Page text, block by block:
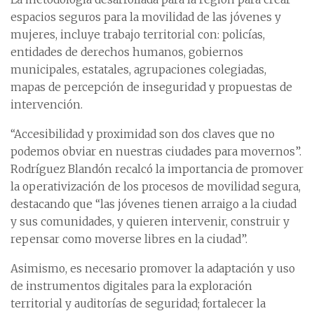
espacios seguros para la movilidad de las jóvenes y
mujeres, incluye trabajo territorial con: policías,
entidades de derechos humanos, gobiernos
municipales, estatales, agrupaciones colegiadas,
mapas de percepción de inseguridad y propuestas de
intervención.
“Accesibilidad y proximidad son dos claves que no
podemos obviar en nuestras ciudades para movernos”.
Rodríguez Blandón recalcó la importancia de promover
la operativización de los procesos de movilidad segura,
destacando que “las jóvenes tienen arraigo a la ciudad
y sus comunidades, y quieren intervenir, construir y
repensar como moverse libres en la ciudad”.
Asimismo, es necesario promover la adaptación y uso
de instrumentos digitales para la exploración
territorial y auditorías de seguridad; fortalecer la